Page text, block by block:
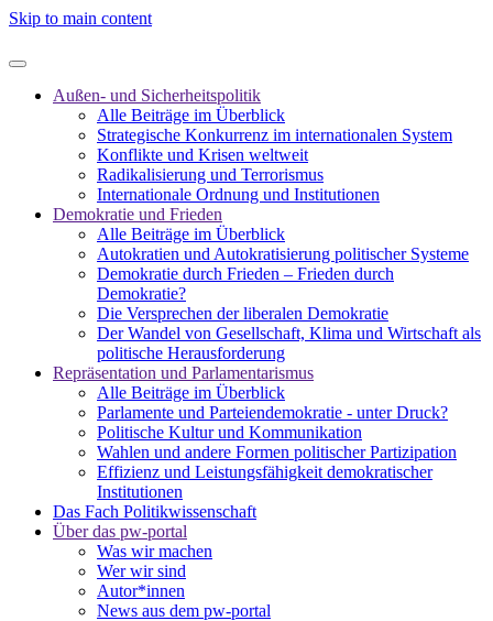
Skip to main content
Außen- und Sicherheitspolitik
Alle Beiträge im Überblick
Strategische Konkurrenz im internationalen System
Konflikte und Krisen weltweit
Radikalisierung und Terrorismus
Internationale Ordnung und Institutionen
Demokratie und Frieden
Alle Beiträge im Überblick
Autokratien und Autokratisierung politischer Systeme
Demokratie durch Frieden – Frieden durch
Demokratie?
Die Versprechen der liberalen Demokratie
Der Wandel von Gesellschaft, Klima und Wirtschaft als
politische Herausforderung
Repräsentation und Parlamentarismus
Alle Beiträge im Überblick
Parlamente und Parteiendemokratie - unter Druck?
Politische Kultur und Kommunikation
Wahlen und andere Formen politischer Partizipation
Effizienz und Leistungsfähigkeit demokratischer
Institutionen
Das Fach Politikwissenschaft
Über das pw-portal
Was wir machen
Wer wir sind
Autor*innen
News aus dem pw-portal